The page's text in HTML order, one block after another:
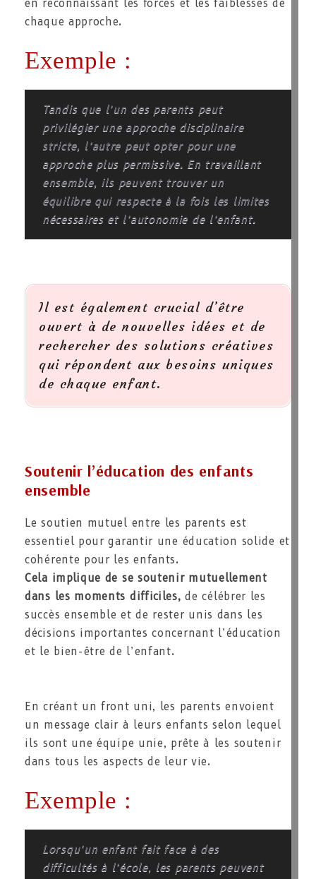
en reconnaissant les forces et les faiblesses de
chaque approche.
Exemple :
Tandis que l’un des parents peut
privilégier une approche disciplinaire
stricte, l’autre peut opter pour une
approche plus permissive. En travaillant
ensemble, ils peuvent trouver un
équilibre qui respecte à la fois les limites
nécessaires et l’autonomie de l’enfant.
Il est également crucial d’être
ouvert à de nouvelles idées et de
rechercher des solutions créatives
qui répondent aux besoins uniques
de chaque enfant.
Soutenir l’éducation des enfants
ensemble
Le soutien mutuel entre les parents est
essentiel pour garantir une éducation solide et
cohérente pour les enfants.
Cela implique de se soutenir mutuellement
dans les moments difficiles, de célébrer les
succès ensemble et de rester unis dans les
décisions importantes concernant l’éducation
et le bien-être de l’enfant.
En créant un front uni, les parents envoient
un message clair à leurs enfants selon lequel
ils sont une équipe unie, prête à les soutenir
dans tous les aspects de leur vie.
Exemple :
Lorsqu’un enfant fait face à des
difficultés à l’école, les parents peuvent